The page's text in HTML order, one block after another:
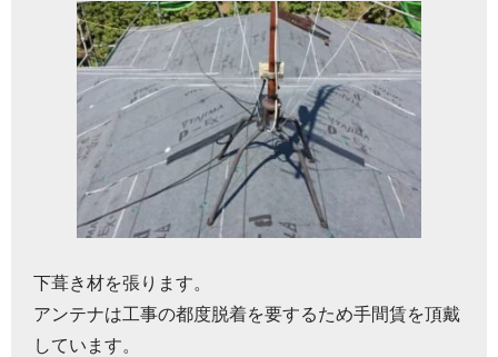
下葺き材を張ります。
アンテナは工事の都度脱着を要するため手間賃を頂戴
しています。